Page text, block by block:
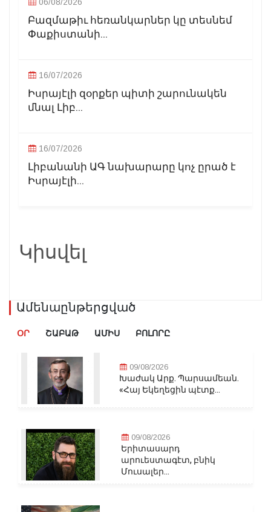
Բազմաթիւ հեռանկարներ կը տեսնեմ
Փաքիստանի...
16/07/2026
Իսրայէլի զօրքեր պիտի շարունակեն
մնալ Լիբ...
16/07/2026
Լիբանանի ԱԳ նախարարը կոչ ըրած է
Իսրայէլի...
Կիսվել
Ամենաընթերցված
ՕՐ ՇԱԲԱԹ ԱՄԻՍ ԲՈԼՈՐԸ
09/08/2026
Խաժակ Արք. Պարսամեան.
«Հայ Եկեղեցին պէտք...
09/08/2026
Երիտասարդ
արուեստագէտ, բնիկ
Մուսալեր...